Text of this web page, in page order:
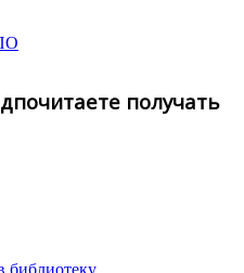
получать
библиотеку